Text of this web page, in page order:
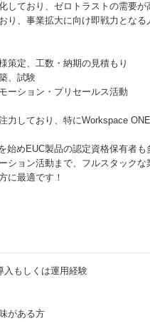
ており、ゼロトラストの需要が
、事業拡大に向け即戦力となる
策定、工数・納期の見積もり
、試験
ーション・プリセールス活動
力しており、特にWorkspace
めEUC製品の認定資格保有者も
ション活動まで、フルスタック
に最適です！
入もしくは運用経験
がある方